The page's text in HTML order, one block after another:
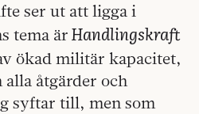
ser ut att ligga i
tema är Handlingskraft
ökad militär kapacitet,
alla åtgärder och
syftar till, men som